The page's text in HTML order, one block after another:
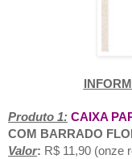
Produto 1: CAIXA
COM BARRADO
Valor: R$ 11,90 (onze